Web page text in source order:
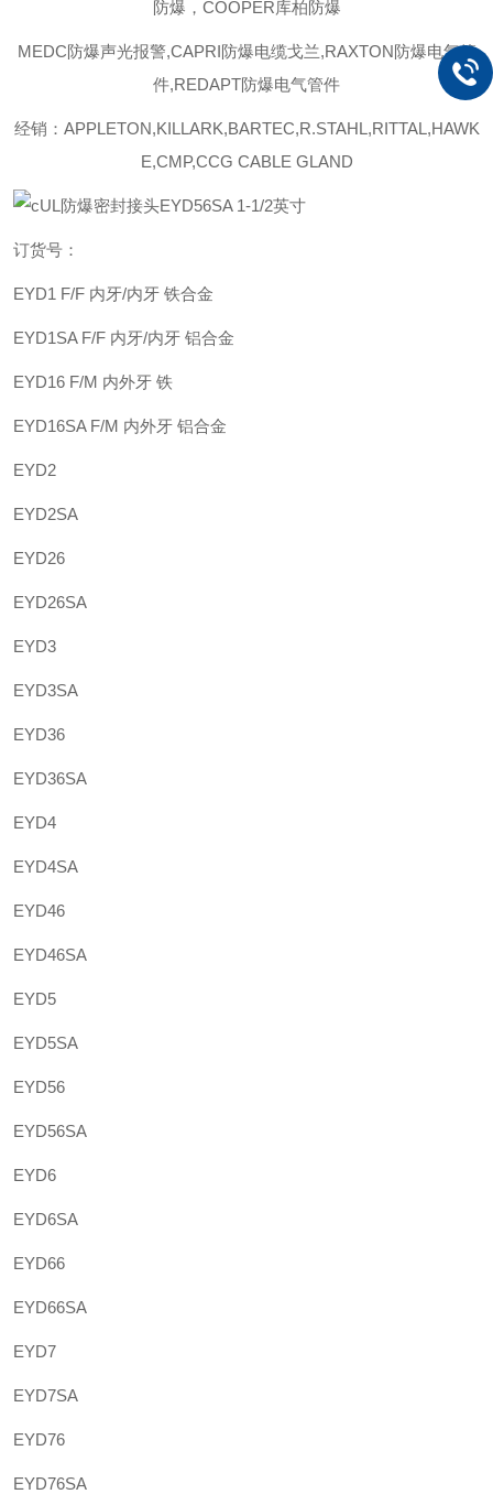
防爆，COOPER库柏防爆
MEDC防爆声光报警,CAPRI防爆电缆戈兰,RAXTON防爆电气管
件,REDAPT防爆电气管件
经销：APPLETON,KILLARK,BARTEC,R.STAHL,RITTAL,HAWK
E,CMP,CCG CABLE GLAND
订货号：
EYD1 F/F 内牙/内牙 铁合金
EYD1SA F/F 内牙/内牙 铝合金
EYD16 F/M 内外牙 铁
EYD16SA F/M 内外牙 铝合金
EYD2
EYD2SA
EYD26
EYD26SA
EYD3
EYD3SA
EYD36
EYD36SA
EYD4
EYD4SA
EYD46
EYD46SA
EYD5
EYD5SA
EYD56
EYD56SA
EYD6
EYD6SA
EYD66
EYD66SA
EYD7
EYD7SA
EYD76
EYD76SA